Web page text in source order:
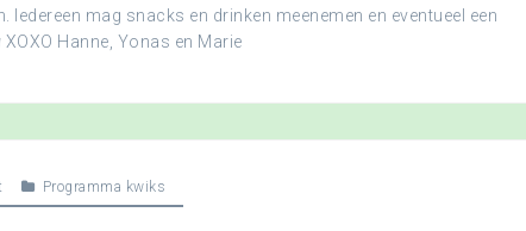
Iedereen mag snacks en drinken meenemen en eventueel een
Hanne, Yonas en Marie
Programma kwiks